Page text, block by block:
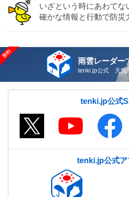
いざという時にあわてな
確かな情報と行動で防災
雨雲レーダー
tenki.jp公式 天気
tenki.jp公式
tenki.jp公式ア